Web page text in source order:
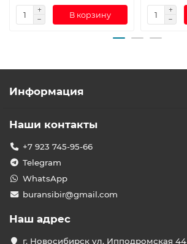
В корзину
Информация
Наши контакты
+7 923 745-95-66
Telegram
WhatsApp
buransibir@gmail.com
Наш адрес
г. Новосибирск ул. Ипподромская 44